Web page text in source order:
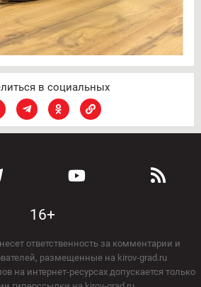
в социальных
16+
ответственность за комментарии и
размещенные на kirov-grad.ru
на интернет-ресурсах допускается только